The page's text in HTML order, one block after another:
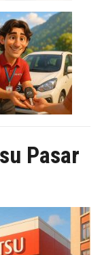
Pasar